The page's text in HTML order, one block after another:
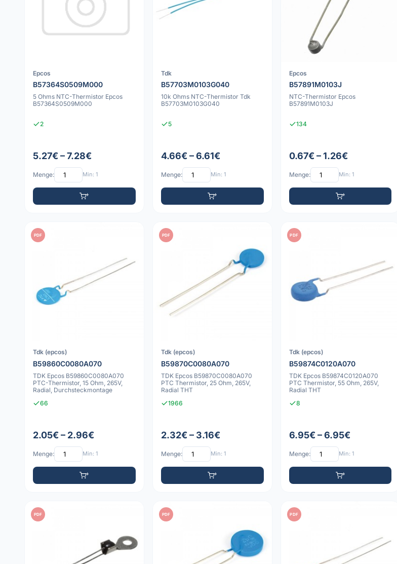
Epcos
B57364S0509M000
5 Ohms NTC-Thermistor Epcos
B57364S0509M000
2
5.27€ – 7.28€
Menge: Min: 1
Tdk
B57703M0103G040
10k Ohms NTC-Thermistor Tdk
B57703M0103G040
5
4.66€ – 6.61€
Menge: Min: 1
Epcos
B57891M0103J
NTC-Thermistor Epcos
B57891M0103J
134
0.67€ – 1.26€
Menge: Min: 1
PDF
Tdk (epcos)
B59860C0080A070
TDK Epcos B59860C0080A070
PTC-Thermistor, 15 Ohm, 265V,
Radial, Durchsteckmontage
66
2.05€ – 2.96€
Menge: Min: 1
PDF
Tdk (epcos)
B59870C0080A070
TDK Epcos B59870C0080A070
PTC Thermistor, 25 Ohm, 265V,
Radial THT
1966
2.32€ – 3.16€
Menge: Min: 1
PDF
Tdk (epcos)
B59874C0120A070
TDK Epcos B59874C0120A070
PTC Thermistor, 55 Ohm, 265V,
Radial THT
8
6.95€ – 6.95€
Menge: Min: 1
PDF PDF PDF